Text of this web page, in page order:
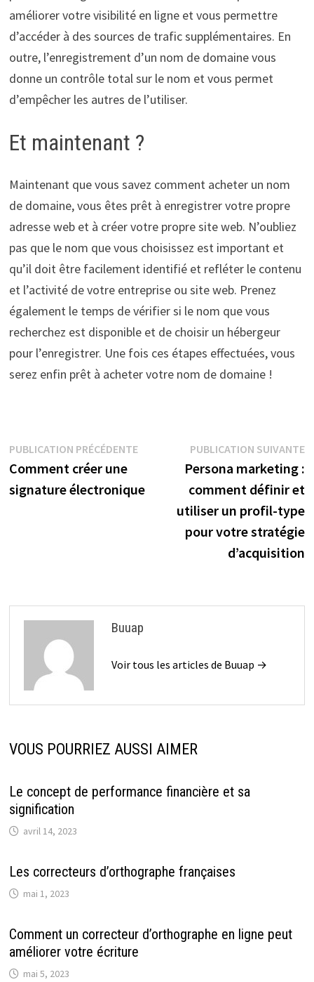
améliorer votre visibilité en ligne et vous permettre
d’accéder à des sources de trafic supplémentaires. En
outre, l’enregistrement d’un nom de domaine vous
donne un contrôle total sur le nom et vous permet
d’empêcher les autres de l’utiliser.
Et maintenant ?
Maintenant que vous savez comment acheter un nom
de domaine, vous êtes prêt à enregistrer votre propre
adresse web et à créer votre propre site web. N’oubliez
pas que le nom que vous choisissez est important et
qu’il doit être facilement identifié et refléter le contenu
et l’activité de votre entreprise ou site web. Prenez
également le temps de vérifier si le nom que vous
recherchez est disponible et de choisir un hébergeur
pour l’enregistrer. Une fois ces étapes effectuées, vous
serez enfin prêt à acheter votre nom de domaine !
Navigation
de
l’article
PUBLICATION PRÉCÉDENTEPublication
précédente :
Comment créer une
signature électronique
PUBLICATION SUIVANTE
Persona marketing :
comment définir et
utiliser un profil-type
pour votre stratégie
d’acquisition
Buuap
Voir tous les articles de Buuap →
VOUS POURRIEZ AUSSI AIMER
Le concept de performance financière et sa
signification
avril 14, 2023
Les correcteurs d’orthographe françaises
mai 1, 2023
Comment un correcteur d’orthographe en ligne peut
améliorer votre écriture
mai 5, 2023